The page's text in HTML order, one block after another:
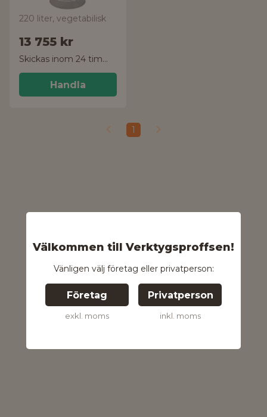
Välkommen till Verktygsproffsen!
Vänligen välj företag eller privatperson:
Företag
exkl. moms
Privatperson
inkl. moms
220 liter, vegetabilisk
13 755 kr
Skickas inom 24 timmar!
Handla
1